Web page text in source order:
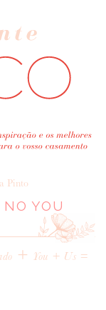
Pinto
YOU
+ You + Us =